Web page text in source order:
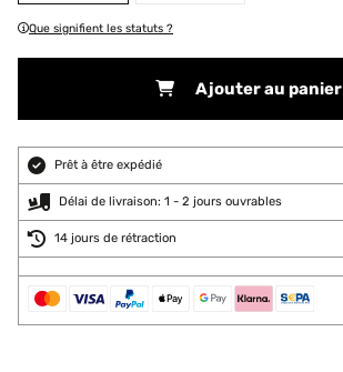
Que signifient les statuts ?
Ajouter au panier
Prêt à être expédié
Délai de livraison: 1 - 2 jours ouvrables
14 jours de rétraction